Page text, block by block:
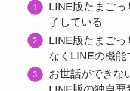
LINE版たまご
了している
LINE版たまご
なくLINEの機能
お世話ができな